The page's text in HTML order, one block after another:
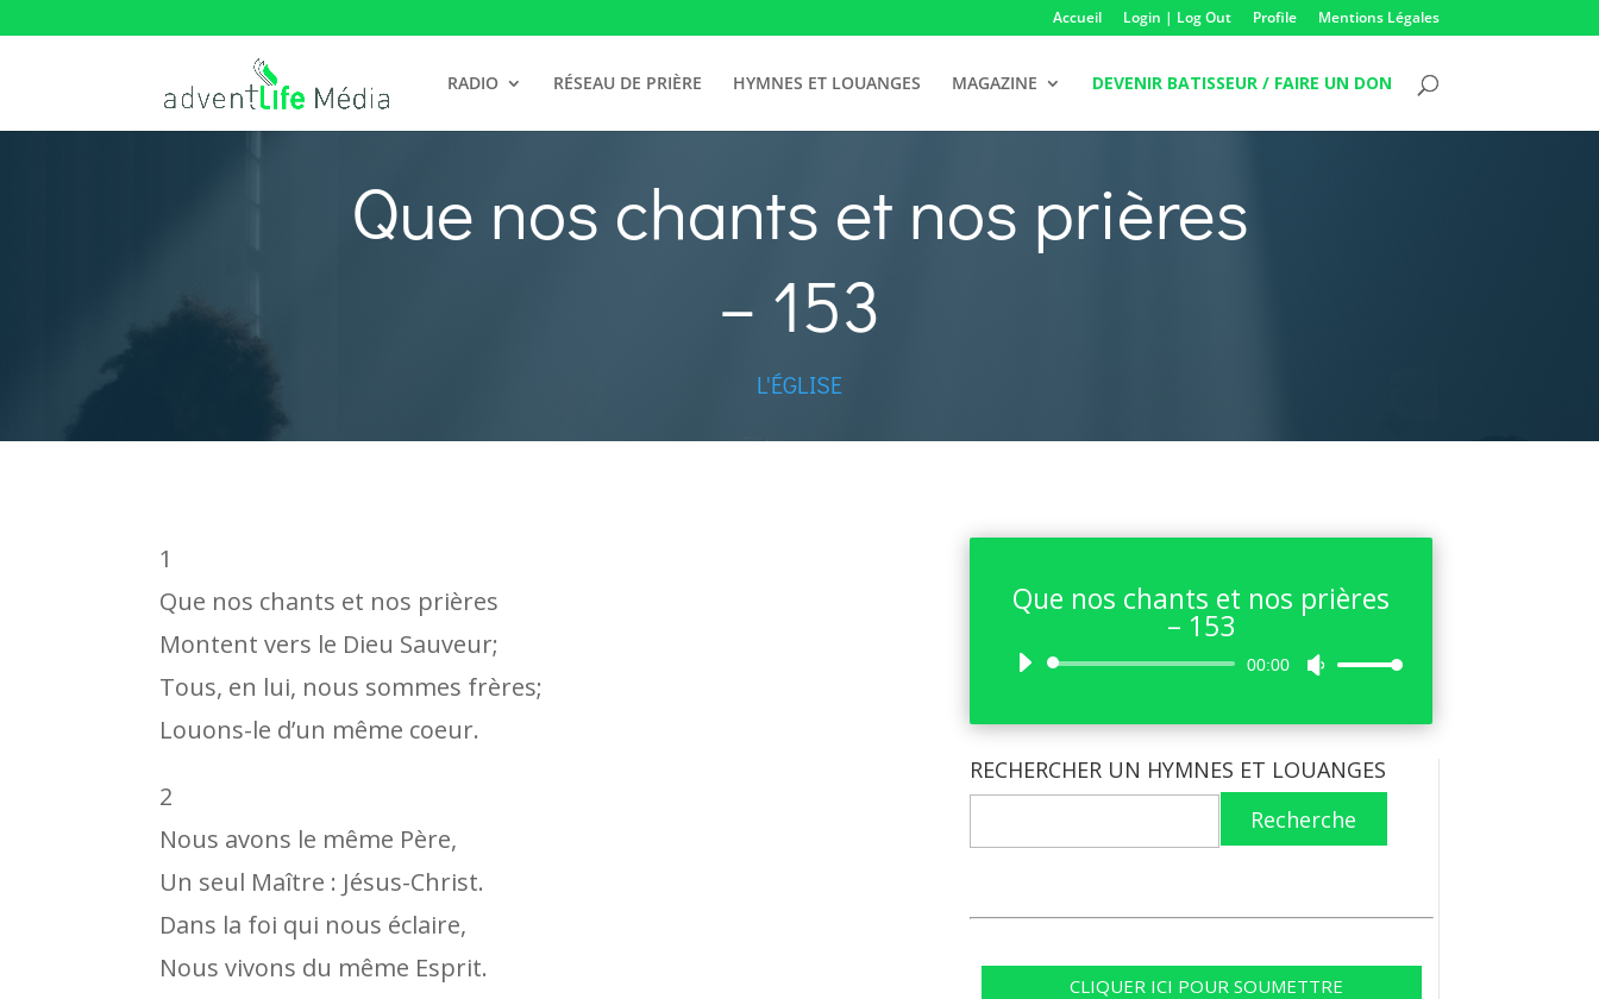
Accueil Login | Log Out Profile Mentions Légales
RADIO RÉSEAU DE PRIÈRE HYMNES ET LOUANGES MAGAZINE DEVENIR BATISSEUR / FAIRE UN DON
Que nos chants et nos prières
– 153
L'ÉGLISE
1
Que nos chants et nos prières
Montent vers le Dieu Sauveur;
Tous, en lui, nous sommes frères;
Louons-le d’un même coeur.
2
Nous avons le même Père,
Un seul Maître : Jésus-Christ.
Dans la foi qui nous éclaire,
Nous vivons du même Esprit.
Que nos chants et nos prières
– 153
Lecteur00:00
Utilisez
pour
ou
RECHERCHER UN HYMNES ET LOUANGES
Recherche
CLIQUER ICI POUR SOUMETTRE